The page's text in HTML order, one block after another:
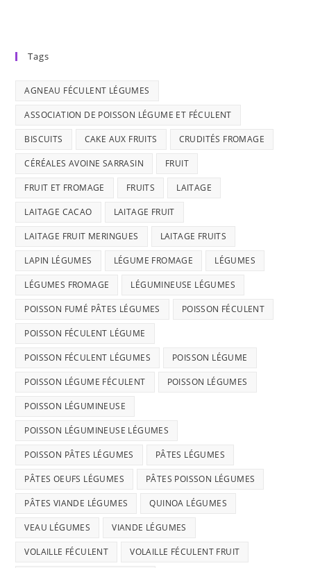
Tags
AGNEAU FÉCULENT LÉGUMES
ASSOCIATION DE POISSON LÉGUME ET FÉCULENT
BISCUITS CAKE AUX FRUITS CRUDITÉS FROMAGE
CÉRÉALES AVOINE SARRASIN FRUIT
FRUIT ET FROMAGE FRUITS LAITAGE
LAITAGE CACAO LAITAGE FRUIT
LAITAGE FRUIT MERINGUES LAITAGE FRUITS
LAPIN LÉGUMES LÉGUME FROMAGE LÉGUMES
LÉGUMES FROMAGE LÉGUMINEUSE LÉGUMES
POISSON FUMÉ PÂTES LÉGUMES POISSON FÉCULENT
POISSON FÉCULENT LÉGUME
POISSON FÉCULENT LÉGUMES POISSON LÉGUME
POISSON LÉGUME FÉCULENT POISSON LÉGUMES
POISSON LÉGUMINEUSE
POISSON LÉGUMINEUSE LÉGUMES
POISSON PÂTES LÉGUMES PÂTES LÉGUMES
PÂTES OEUFS LÉGUMES PÂTES POISSON LÉGUMES
PÂTES VIANDE LÉGUMES QUINOA LÉGUMES
VEAU LÉGUMES VIANDE LÉGUMES
VOLAILLE FÉCULENT VOLAILLE FÉCULENT FRUIT